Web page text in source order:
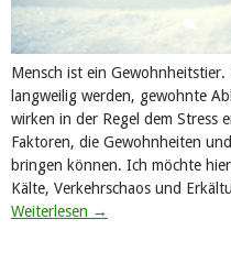
Mensch ist ein
langweilig werden, gewohnte
wirken in der Regel dem Stress
Faktoren, die Gewohnheiten
bringen können.‎ Ich möchte
Kälte, Verkehrschaos und
Weiterlesen →